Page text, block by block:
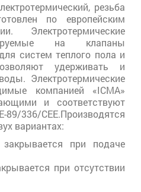
резьба
по европейским
Электротермические
на клапаны
систем теплого пола и
удерживать и
Электротермические
компанией «ICMA»
и соответствуют
336/СЕЕ.Производятся
вариантах:
при подаче
при отсутствии